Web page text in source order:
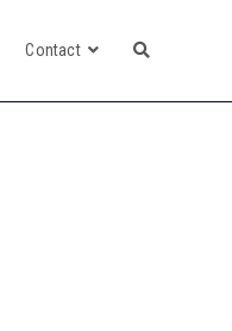
Contact